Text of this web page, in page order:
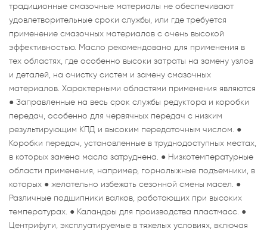
традиционные смазочные материалы не обеспечивают
удовлетворительные сроки службы, или где требуется
применение смазочных материалов с очень высокой
эффективностью. Масло рекомендовано для применения в
тех областях, где особенно высоки затраты на замену узлов
и деталей, на очистку систем и замену смазочных
материалов. Характерными областями применения являются
● Заправленные на весь срок службы редуктора и коробки
передач, особенно для червячных передач с низким
результирующим КПД и высоким передаточным числом. ●
Коробки передач, установленные в труднодоступных местах,
в которых замена масла затруднена. ● Низкотемпературные
области применения, например, горнолыжные подъемники, в
которых ● желательно избежать сезонной смены масел. ●
Различные подшипники валков, работающих при высоких
температурах. ● Каландры для производства пластмасс. ●
Центрифуги, эксплуатируемые в тяжелых условиях, включая